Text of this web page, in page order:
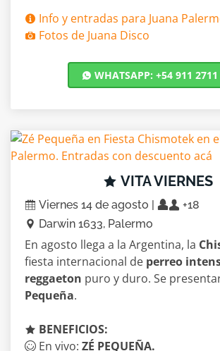
Info y entradas para Juana
Fotos de Juana Disco
WHATSAPP: +54 911
VITA VIERNES
Viernes 14 de agosto |
+18
Darwin 1633, Palermo
En agosto llega a la Argentina, la
fiesta internacional de perreo
reggaeton puro y duro. Se
Pequeña.
BENEFICIOS:
En vivo: ZÉ PEQUEÑA.